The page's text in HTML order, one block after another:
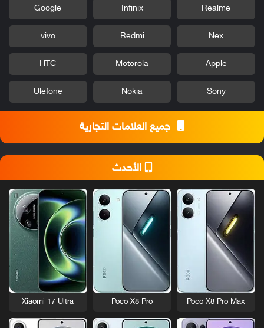
Realme
Infinix
Google
Nex
Redmi
vivo
Apple
Motorola
HTC
Sony
Nokia
Ulefone
جميع العلامات التجارية
الأحدث
Poco X8 Pro Max
Poco X8 Pro
Xiaomi 17 Ultra